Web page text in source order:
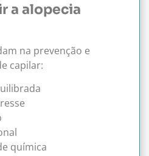
a alopecia
na prevenção e
capilar:
química